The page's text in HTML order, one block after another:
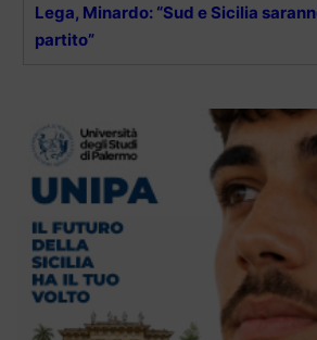
Lega, Minardo: “Sud e Sicilia
partito”